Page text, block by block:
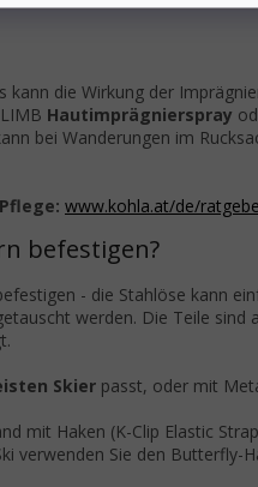
die Wirkung der
Hautimprägnierspray
bei Wanderungen im
www.kohla.at/de/
befestigen?
- die Stahlöse kann
werden. Die Teile
Skier passt, oder mit
mit Haken (K-Clip Elastic
verwenden Sie den Butterfly-